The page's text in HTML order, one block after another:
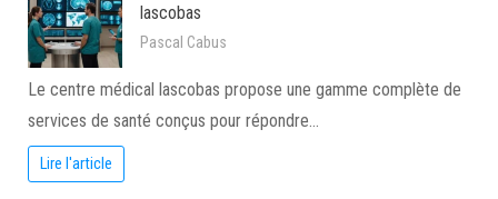
lascobas
Pascal Cabus
Le centre médical lascobas propose une gamme complète de
services de santé conçus pour répondre…
Lire l'article